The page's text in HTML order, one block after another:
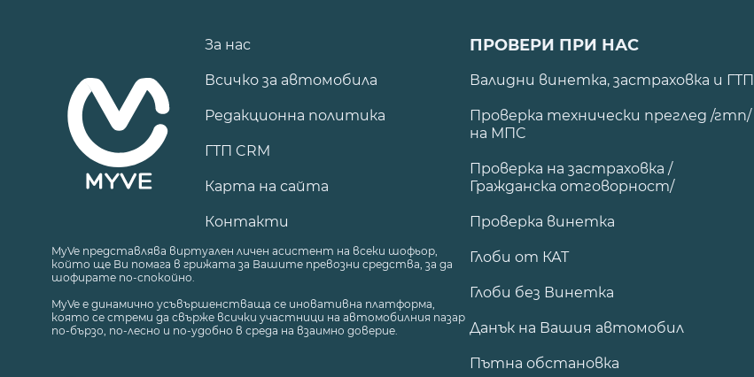
За нас
Всичко за автомобила
Редакционна политика
ГТП CRM
Карта на сайта
Контакти
MyVe представлява виртуален личен асистент на всеки шофьор,
който ще Ви помага в грижата за Вашите превозни средства, за да
шофирате по-спокойно.
MyVe е динамично усъвършенстваща се иновативна платформа,
която се стреми да свърже всички участници на автомобилния пазар
по-бързо, по-лесно и по-удобно в среда на взаимно доверие.
ПРОВЕРИ ПРИ НАС
Валидни винетка, застраховка и ГТП
Проверка технически преглед /гтп/
на МПС
Проверка на застраховка /
Гражданска отговорност/
Проверка винетка
Глоби от КАТ
Глоби без Винетка
Данък на Вашия автомобил
Пътна обстановка